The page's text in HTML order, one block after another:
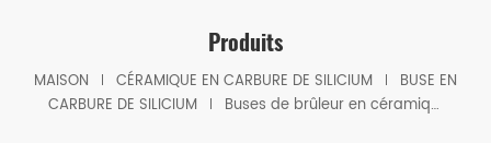
Produits
MAISON CÉRAMIQUE EN CARBURE DE SILICIUM
BUSE EN
CARBURE DE SILICIUM
Buses de brûleur en céramique au carbure de silicium Tube de brûleur de sablage RBSiC (SiSiC) pour réfractaire à haute température